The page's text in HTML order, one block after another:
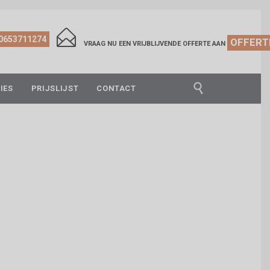
 VRAAG NU EEN VRIJBLIJVENDE OFFERTE AAN
PRIJSLIJST CONTACT 